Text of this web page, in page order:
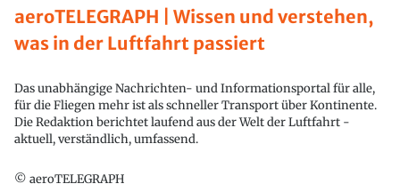
aeroTELEGRAPH | Wissen und verstehen,
was in der Luftfahrt passiert
Das unabhängige Nachrichten- und Informationsportal für alle,
für die Fliegen mehr ist als schneller Transport über Kontinente.
Die Redaktion berichtet laufend aus der Welt der Luftfahrt -
aktuell, verständlich, umfassend.
© aeroTELEGRAPH